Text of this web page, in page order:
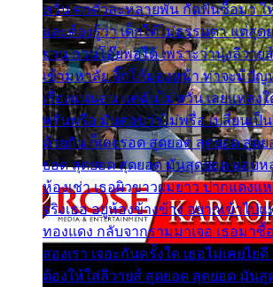
หวั่น ตกตัวละหลายพัน กัดฟันซื้อมา ใ
และต้องรู้ว่า เด็กใต้ไม่ธรรมดา แต่สุด
ยวน กวนโอ๊ยพอได้ เพราะว่านุ่งลีวาย
เข้ามหาลัย จิ๊กโก๊มองหน้า ท่าจะมีปัญ
เรื่องแน่นอน แต่ฉันไม่หวั่น เลยแหลง
พรั่นพรือ มันตอบว่าไม่พรื่อ เปลี่ยนเป็น
ด้วยกัน ก็เลยรอด สุดยอด สุดยอด สุด
ยอด สุดยอด สุดยอด มันสุดยอด แอบห
ห้องเช่า เธอผิวขาวผมยาว ปากแดงแ
จริงเธอ อยู่ห้องข้างข้าง อยากเข้าไป
ทองแดง กลับจากรามมาเจอ เธอมา
สองเรา เจอะกันครั้งใด เธอไม่เคยไย
ต้องให้ใส่ลีวายส์ สุดยอด สุดยอด มัน